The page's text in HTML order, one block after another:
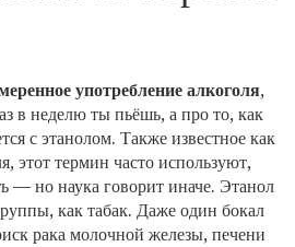
употребление алкоголя,
в неделю ты пьёшь, а про то, как
с этанолом. Также известное как
, этот термин часто используют,
— но наука говорит иначе. Этанол
как табак. Даже один бокал
рака молочной железы, печени